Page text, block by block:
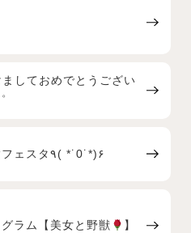
ましておめでとうござい
職業体験フェスタ٩( *˙0˙*)۶
ラム【美女と野獣 】